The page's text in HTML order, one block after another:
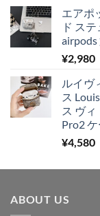
エアポ
ド ス
airpods
¥2,980
ルイヴ
ス
ス ヴ
Pro2
¥4,580
ABOUT US